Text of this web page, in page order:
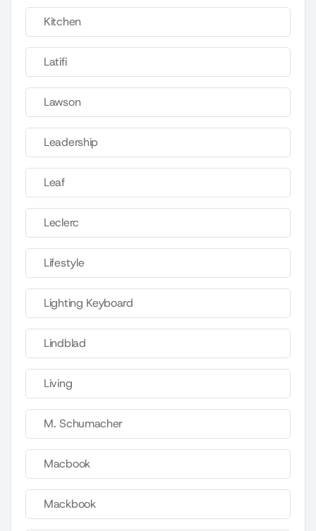
Kitchen
Latifi
Lawson
Leadership
Leaf
Leclerc
Lifestyle
Lighting Keyboard
Lindblad
Living
M. Schumacher
Macbook
Mackbook